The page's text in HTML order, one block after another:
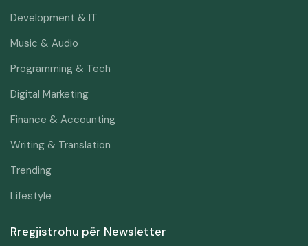
Development & IT
Music & Audio
Programming & Tech
Digital Marketing
Finance & Accounting
Writing & Translation
Trending
Lifestyle
Rregjistrohu për Newsletter